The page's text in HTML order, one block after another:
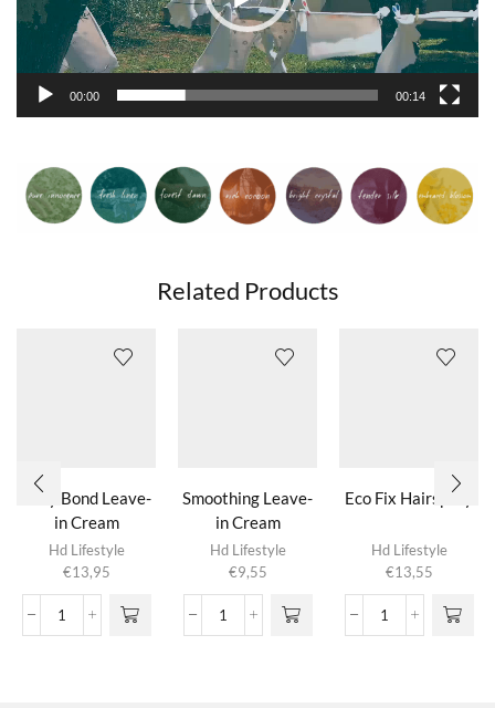
00:00 00:14
Related Products
Silky Bond Leave-
in Cream
Hd Lifestyle
€13,95
Silky
Smoothing Leave-
in Cream
Hd Lifestyle
€9,55
Smoothing
Eco Fix Hairspray
Hd Lifestyle
€13,55
Eco